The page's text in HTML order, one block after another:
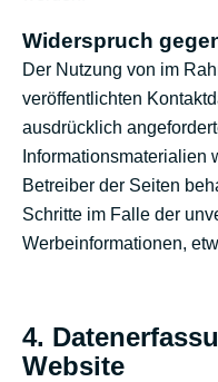
Widerspruch
Der Nutzung von im
veröffentlichten
ausdrücklich
Informationsmaterialien
Betreiber der Seiten
Schritte im Falle der
Werbeinformationen,
4.
Website